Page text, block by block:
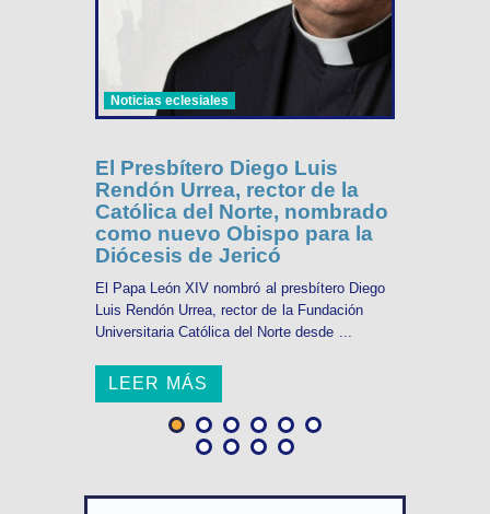
Noticias eclesiales
El Presbítero Diego Luis
Rendón Urrea, rector de la
Católica del Norte, nombrado
como nuevo Obispo para la
Diócesis de Jericó
El Papa León XIV nombró al presbítero Diego
Luis Rendón Urrea, rector de la Fundación
Universitaria Católica del Norte desde ...
LEER MÁS